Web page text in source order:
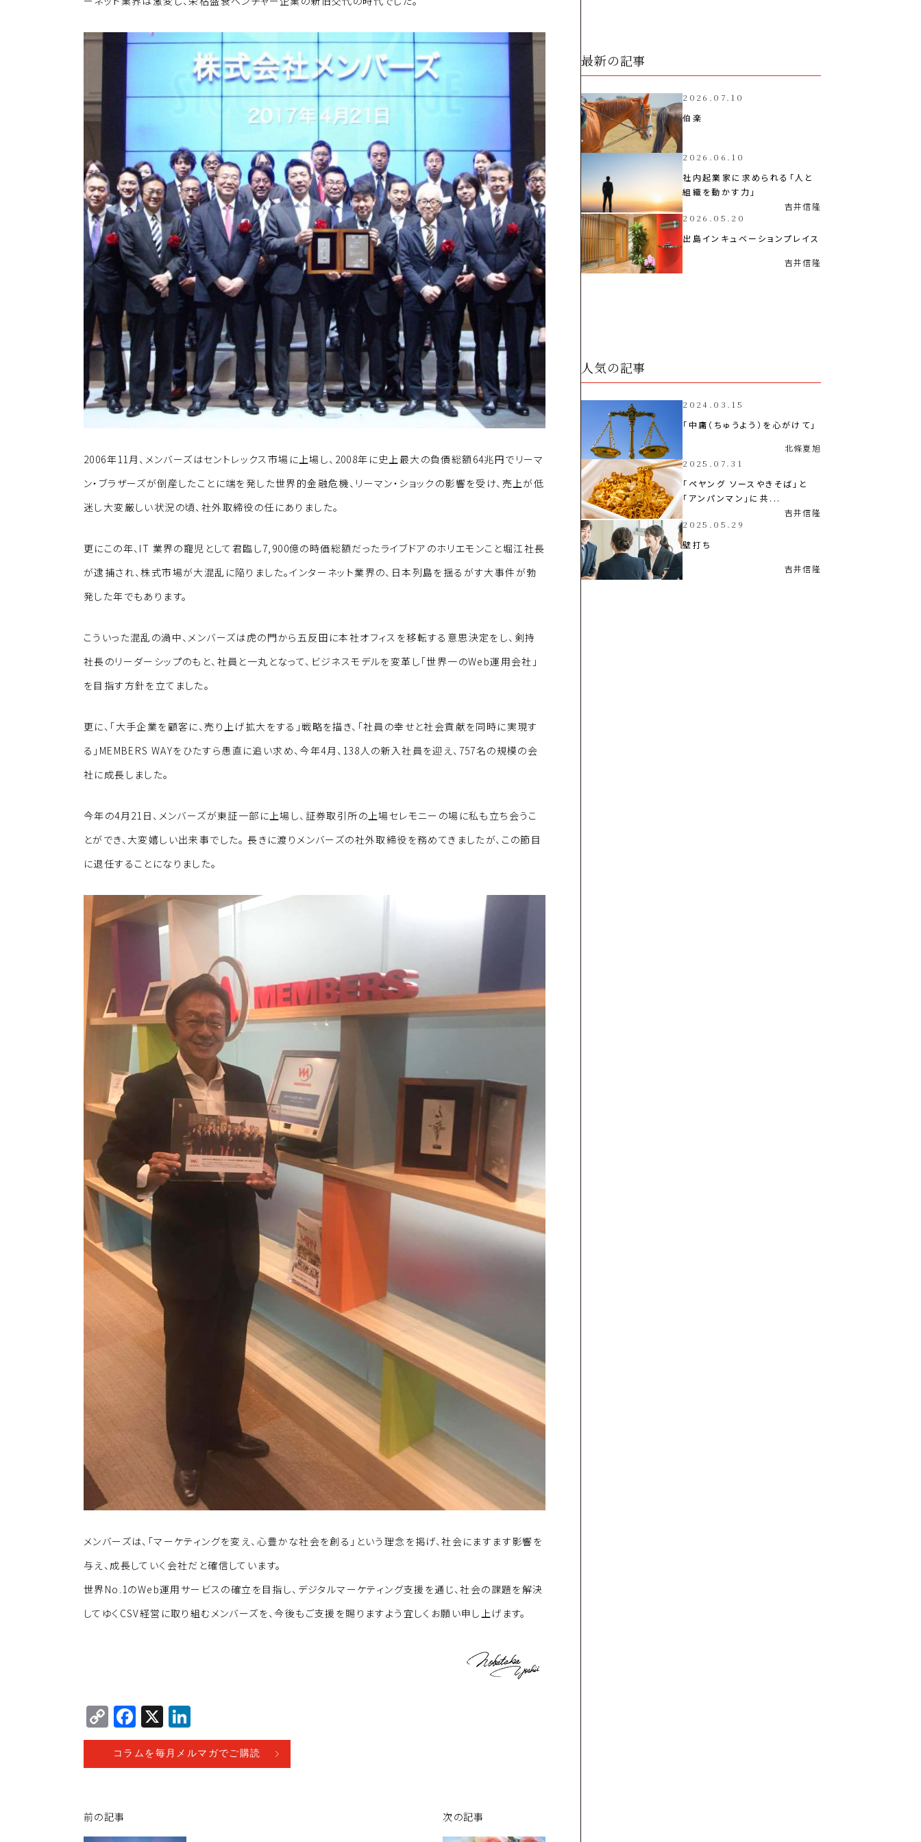
k o
k
2006年11月、メンバーズはセントレックス市場に上場し、2008年に史上最大の負債総額64兆円でリーマ
ン・ブラザーズが倒産したことに端を発した世界的金融危機、リーマン・ショックの影響を受け、売上が低
迷し大変厳しい状況の頃、社外取締役の任にありました。
更にこの年、IT 業界の寵児として君臨し7,900億の時価総額だったライブドアのホリエモンこと堀江社長
が逮捕され、株式市場が大混乱に陥りました。インターネット業界の、日本列島を揺るがす大事件が勃
発した年でもあります。
こういった混乱の渦中、メンバーズは虎の門から五反田に本社オフィスを移転する意思決定をし、剣持
社長のリーダーシップのもと、社員と一丸となって、ビジネスモデルを変革し「世界一のWeb運用会社」
を目指す方針を立てました。
更に、「大手企業を顧客に、売り上げ拡大をする」戦略を描き、「社員の幸せと社会貢献を同時に実現す
る」MEMBERS WAYをひたすら愚直に追い求め、今年4月、138人の新入社員を迎え、757名の規模の会
社に成長しました。
今年の4月21日、メンバーズが東証一部に上場し、証券取引所の上場セレモニーの場に私も立ち会うこ
とができ、大変嬉しい出来事でした。 長きに渡りメンバーズの社外取締役を務めてきましたが、この節目
に退任することになりました。
メンバーズは、「マーケティングを変え、心豊かな社会を創る」という理念を掲げ、社会にますます影響を
与え、成長していく会社だと確信しています。
世界No.1のWeb運用サービスの確立を目指し、デジタルマーケティング支援を通じ、社会の課題を解決
してゆくCSV経営に取り組むメンバーズを、今後もご支援を賜りますよう宜しくお願い申し上げます。
C
o
p
Li
n
F
a
c
X
n
k
コラムを毎月メルマガでご購読
前の記事 次の記事
最新の記事
2026.07.10
伯楽
2026.06.10
社内起業家に求められる「人と
組織を動かす力」
吉井信隆
2026.05.20
出島インキュベーションプレイス
吉井信隆
人気の記事
2024.03.15
「中庸（ちゅうよう）を心がけて」
北條夏旭
2025.07.31
「ペヤング ソースやきそば」と
「アンパンマン」に共...
吉井信隆
2025.05.29
壁打ち
吉井信隆